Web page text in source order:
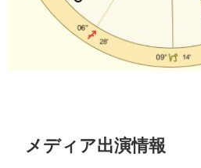
メディア出演情報